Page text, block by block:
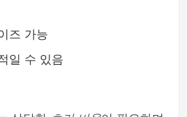
즈 가능
일 수 있음